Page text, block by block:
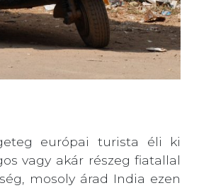
európai turista éli ki
vagy akár részeg fiatallal
mosoly árad India ezen